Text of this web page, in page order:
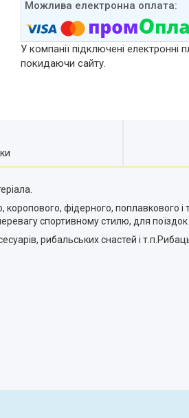
У компанії підключені
покидаючи сайту.
фідерного, поплавкового і
спортивному стилю, для поїздок
рибальських снастей і